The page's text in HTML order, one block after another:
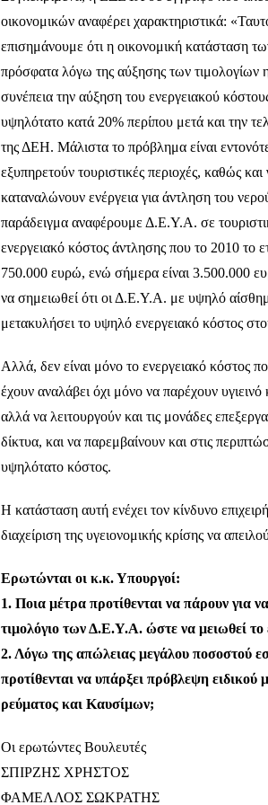
οικονομικών αναφέρει χαρακτηριστικά:
επισημάνουμε ότι η οικονομική κατάσταση
πρόσφατα λόγω της αύξησης των τιμολογίων
συνέπεια την αύξηση του ενεργειακού
υψηλότατο κατά 20% περίπου μετά και την
της ΔΕΗ. Μάλιστα το πρόβλημα είναι
εξυπηρετούν τουριστικές περιοχές, καθώς
καταναλώνουν ενέργεια για άντληση του
παράδειγμα αναφέρουμε Δ.Ε.Υ.Α. σε
ενεργειακό κόστος άντλησης που το 2010 το
750.000 ευρώ, ενώ σήμερα είναι 3.500.000
να σημειωθεί ότι οι Δ.Ε.Υ.Α. με υψηλό
μετακυλήσει το υψηλό ενεργειακό κόστος
Αλλά, δεν είναι μόνο το ενεργειακό κόστος
έχουν αναλάβει όχι μόνο να παρέχουν
αλλά να λειτουργούν και τις μονάδες
δίκτυα, και να παρεμβαίνουν και στις
υψηλότατο κόστος.
Η κατάσταση αυτή ενέχει τον κίνδυνο
διαχείριση της υγειονομικής κρίσης να
Ερωτώνται οι κ.κ. Υπουργοί:
1. Ποια μέτρα προτίθενται να πάρουν για
τιμολόγιο των Δ.Ε.Υ.Α. ώστε να μειωθεί το
2. Λόγω της απώλειας μεγάλου ποσοστού
προτίθενται να υπάρξει πρόβλεψη ειδικού
ρεύματος και Καυσίμων;
Οι ερωτώντες Βουλευτές
ΣΠΙΡΖΗΣ ΧΡΗΣΤΟΣ
ΦΑΜΕΛΛΟΣ ΣΩΚΡΑΤΗΣ